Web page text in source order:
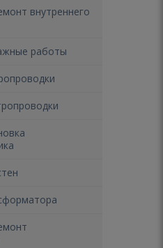
внутреннего
работы